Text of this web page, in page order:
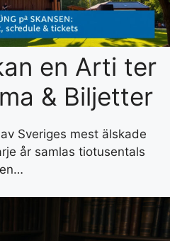
en Arti ter
& Biljetter
Sveriges mest älskade
år samlas tiotusentals